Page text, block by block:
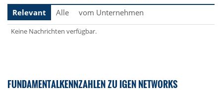
Relevant Alle vom Unternehmen
Keine Nachrichten verfügbar.
FUNDAMENTALKENNZAHLEN ZU IGEN NETWORKS